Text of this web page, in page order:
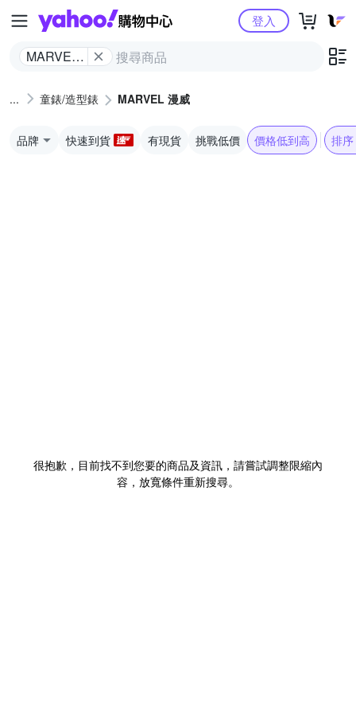
Yahoo購物中心
MARVEL
登入
童錶/造型錶 MARVEL 漫威
品牌 快速到貨 有現貨 挑戰低價 價格低到高 排序
很抱歉，目前找不到您要的商品及資訊，請嘗試調整限縮內
容，放寬條件重新搜尋。